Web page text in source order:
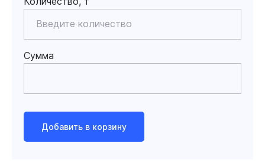
Сумма
Добавить в корзину